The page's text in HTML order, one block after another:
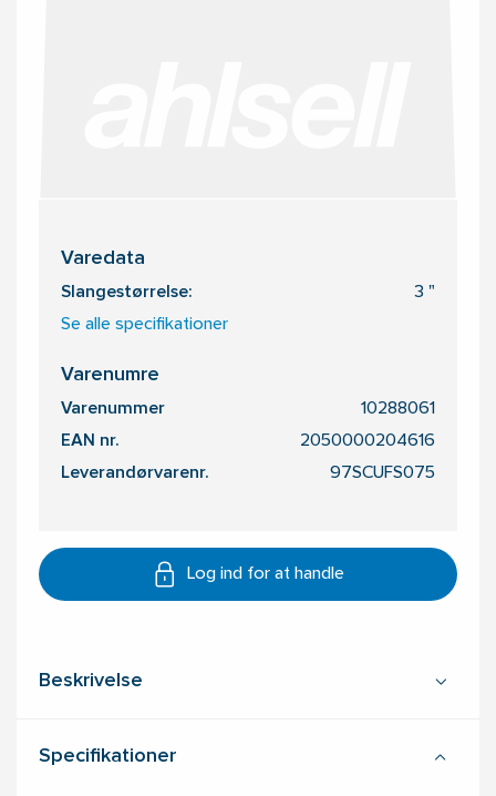
Varedata
Slangestørrelse: 3 "
Se alle specifikationer
Varenumre
Varenummer 10288061
EAN nr. 2050000204616
Leverandørvarenr. 97SCUFS075
Log ind for at handle
Beskrivelse
Specifikationer